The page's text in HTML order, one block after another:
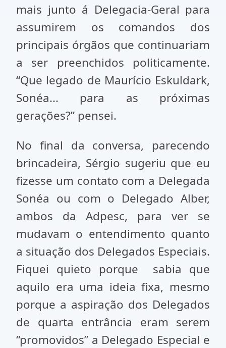
mais junto á Delegacia-Geral para
assumirem os comandos dos
principais órgãos que continuariam
a ser preenchidos politicamente.
“Que legado de Maurício Eskuldark,
Sonéa... para as próximas
gerações?” pensei.
No final da conversa, parecendo
brincadeira, Sérgio sugeriu que eu
fizesse um contato com a Delegada
Sonéa ou com o Delegado Alber,
ambos da Adpesc, para ver se
mudavam o entendimento quanto
a situação dos Delegados Especiais.
Fiquei quieto porque sabia que
aquilo era uma ideia fixa, mesmo
porque a aspiração dos Delegados
de quarta entrância eram serem
“promovidos” a Delegado Especial e